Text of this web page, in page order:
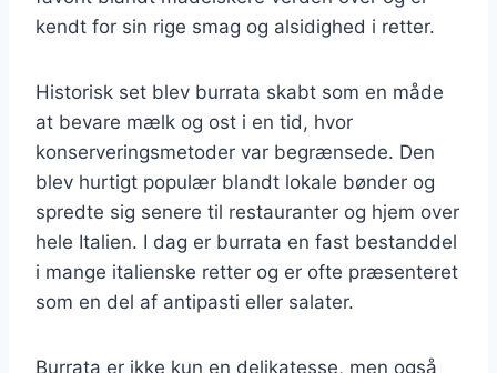
kendt for sin rige smag og alsidighed i retter.
Historisk set blev burrata skabt som en måde
at bevare mælk og ost i en tid, hvor
konserveringsmetoder var begrænsede. Den
blev hurtigt populær blandt lokale bønder og
spredte sig senere til restauranter og hjem over
hele Italien. I dag er burrata en fast bestanddel
i mange italienske retter og er ofte præsenteret
som en del af antipasti eller salater.
Burrata er ikke kun en delikatesse, men også